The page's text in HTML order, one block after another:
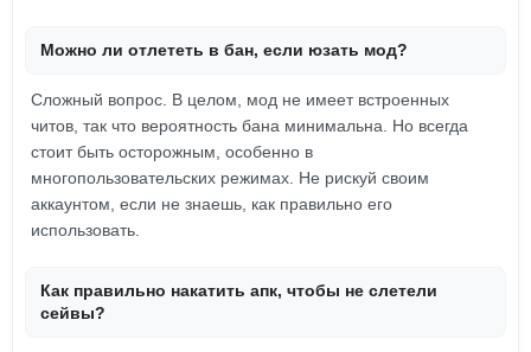
Можно ли отлететь в бан, если юзать мод?
Сложный вопрос. В целом, мод не имеет встроенных
читов, так что вероятность бана минимальна. Но всегда
стоит быть осторожным, особенно в
многопользовательских режимах. Не рискуй своим
аккаунтом, если не знаешь, как правильно его
использовать.
Как правильно накатить апк, чтобы не слетели
сейвы?